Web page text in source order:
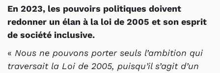
En 2023, les pouvoirs politiques doivent
redonner un élan à la loi de 2005 et son esprit
de société inclusive.
« Nous ne pouvons porter seuls l’ambition qui
traversait la Loi de 2005, puisqu’il s’agit d’un